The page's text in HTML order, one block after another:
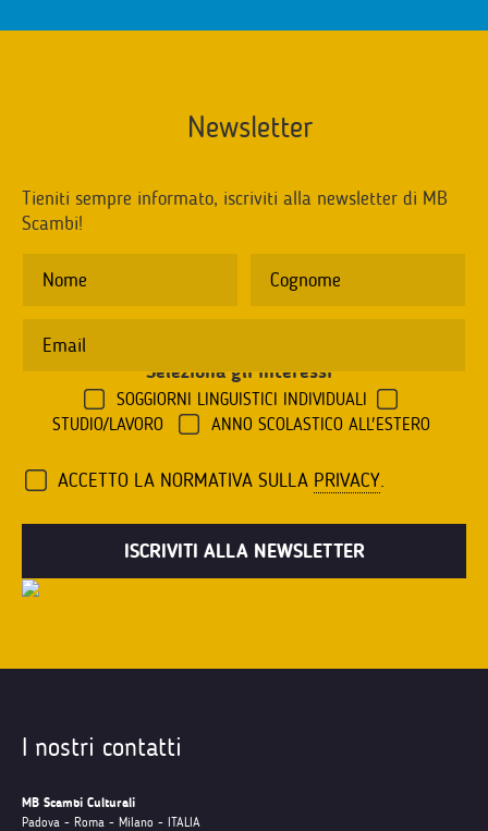
Newsletter
Tieniti sempre informato, iscriviti alla newsletter di MB
Scambi!
Seleziona gli interessi
SOGGIORNI LINGUISTICI INDIVIDUALI
STUDIO/LAVORO
ANNO SCOLASTICO ALL'ESTERO
ACCETTO LA NORMATIVA SULLA PRIVACY.
I nostri contatti
MB Scambi Culturali
Padova - Roma - Milano - ITALIA